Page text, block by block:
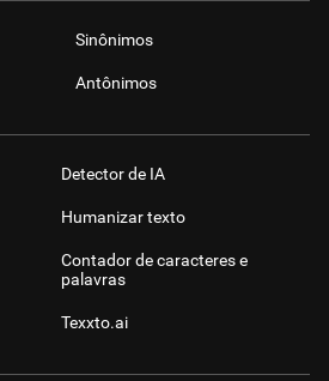
Sinônimos
Antônimos
Detector de IA
Humanizar texto
Contador de caracteres e
palavras
Texxto.ai